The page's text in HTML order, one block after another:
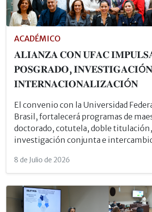
ACADÉMICO
𝐀𝐋𝐈𝐀𝐍𝐙𝐀 𝐂𝐎𝐍 𝐔𝐅𝐀𝐂
𝐏𝐎𝐒𝐆𝐑𝐀𝐃𝐎,
𝐈𝐍𝐓𝐄𝐑𝐍𝐀𝐂𝐈𝐎𝐍𝐀𝐋𝐈𝐙𝐀𝐂𝐈Ó𝐍
El convenio con la Universidad
Brasil, fortalecerá programas de
doctorado, cotutela, doble titulación,
investigación conjunta e
8 de Julio de 2026